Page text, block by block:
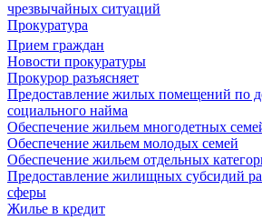
чрезвычайных ситуаций
Прокуратура
Прием граждан
Новости прокуратуры
Прокурор разъясняет
Предоставление жилых помещений по
социального найма
Обеспечение жильем многодетных
Обеспечение жильем молодых семей
Обеспечение жильем отдельных
Предоставление жилищных субсидий
сферы
Жилье в кредит